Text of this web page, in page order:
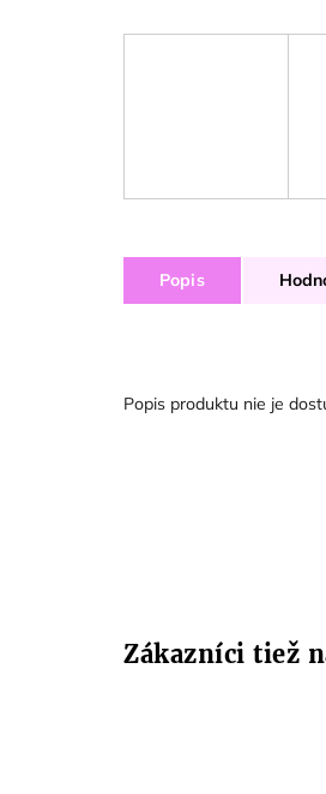
Popis
Popis produktu nie je